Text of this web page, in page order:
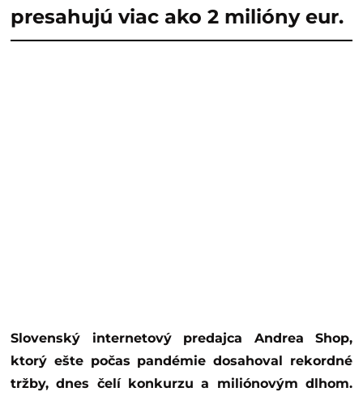
presahujú viac ako 2 milióny eur.
Slovenský internetový predajca Andrea Shop,
ktorý ešte počas pandémie dosahoval rekordné
tržby, dnes čelí konkurzu a miliónovým dlhom.